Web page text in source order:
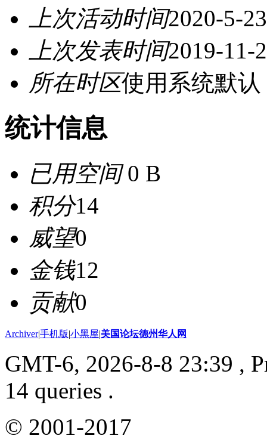
上次活动时间2020-5-
上次发表时间2019-11-
所在时区使用系统默认
统计信息
已用空间0 B
积分14
威望0
金钱12
贡献0
Archiver|手机版|小黑屋|美国论坛德州华人网
GMT-6, 2026-8-8 23:39 ,
14 queries .
© 2001-2017